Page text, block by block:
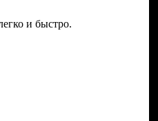
и быстро.